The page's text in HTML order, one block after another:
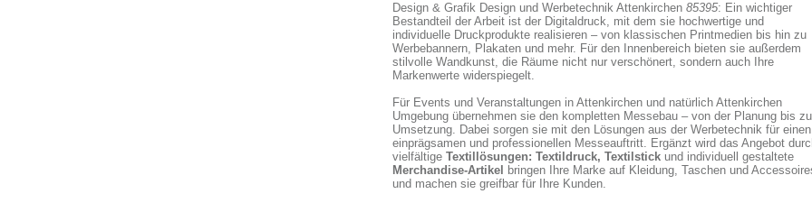
Design & Grafik Design und Werbetechnik Attenkirchen 85395: Ein wichtiger
Bestandteil der Arbeit ist der Digitaldruck, mit dem sie hochwertige und
individuelle Druckprodukte realisieren – von klassischen Printmedien bis hin zu
Werbebannern, Plakaten und mehr. Für den Innenbereich bieten sie außerdem
stilvolle Wandkunst, die Räume nicht nur verschönert, sondern auch Ihre
Markenwerte widerspiegelt.
Für Events und Veranstaltungen in Attenkirchen und natürlich Attenkirchen
Umgebung übernehmen sie den kompletten Messebau – von der Planung bis
Umsetzung. Dabei sorgen sie mit den Lösungen aus der Werbetechnik für einen
einprägsamen und professionellen Messeauftritt. Ergänzt wird das Angebot
vielfältige Textillösungen: Textildruck, Textilstick und individuell gestaltete
Merchandise-Artikel
bringen Ihre Marke auf Kleidung, Taschen und
und machen sie greifbar für Ihre Kunden.